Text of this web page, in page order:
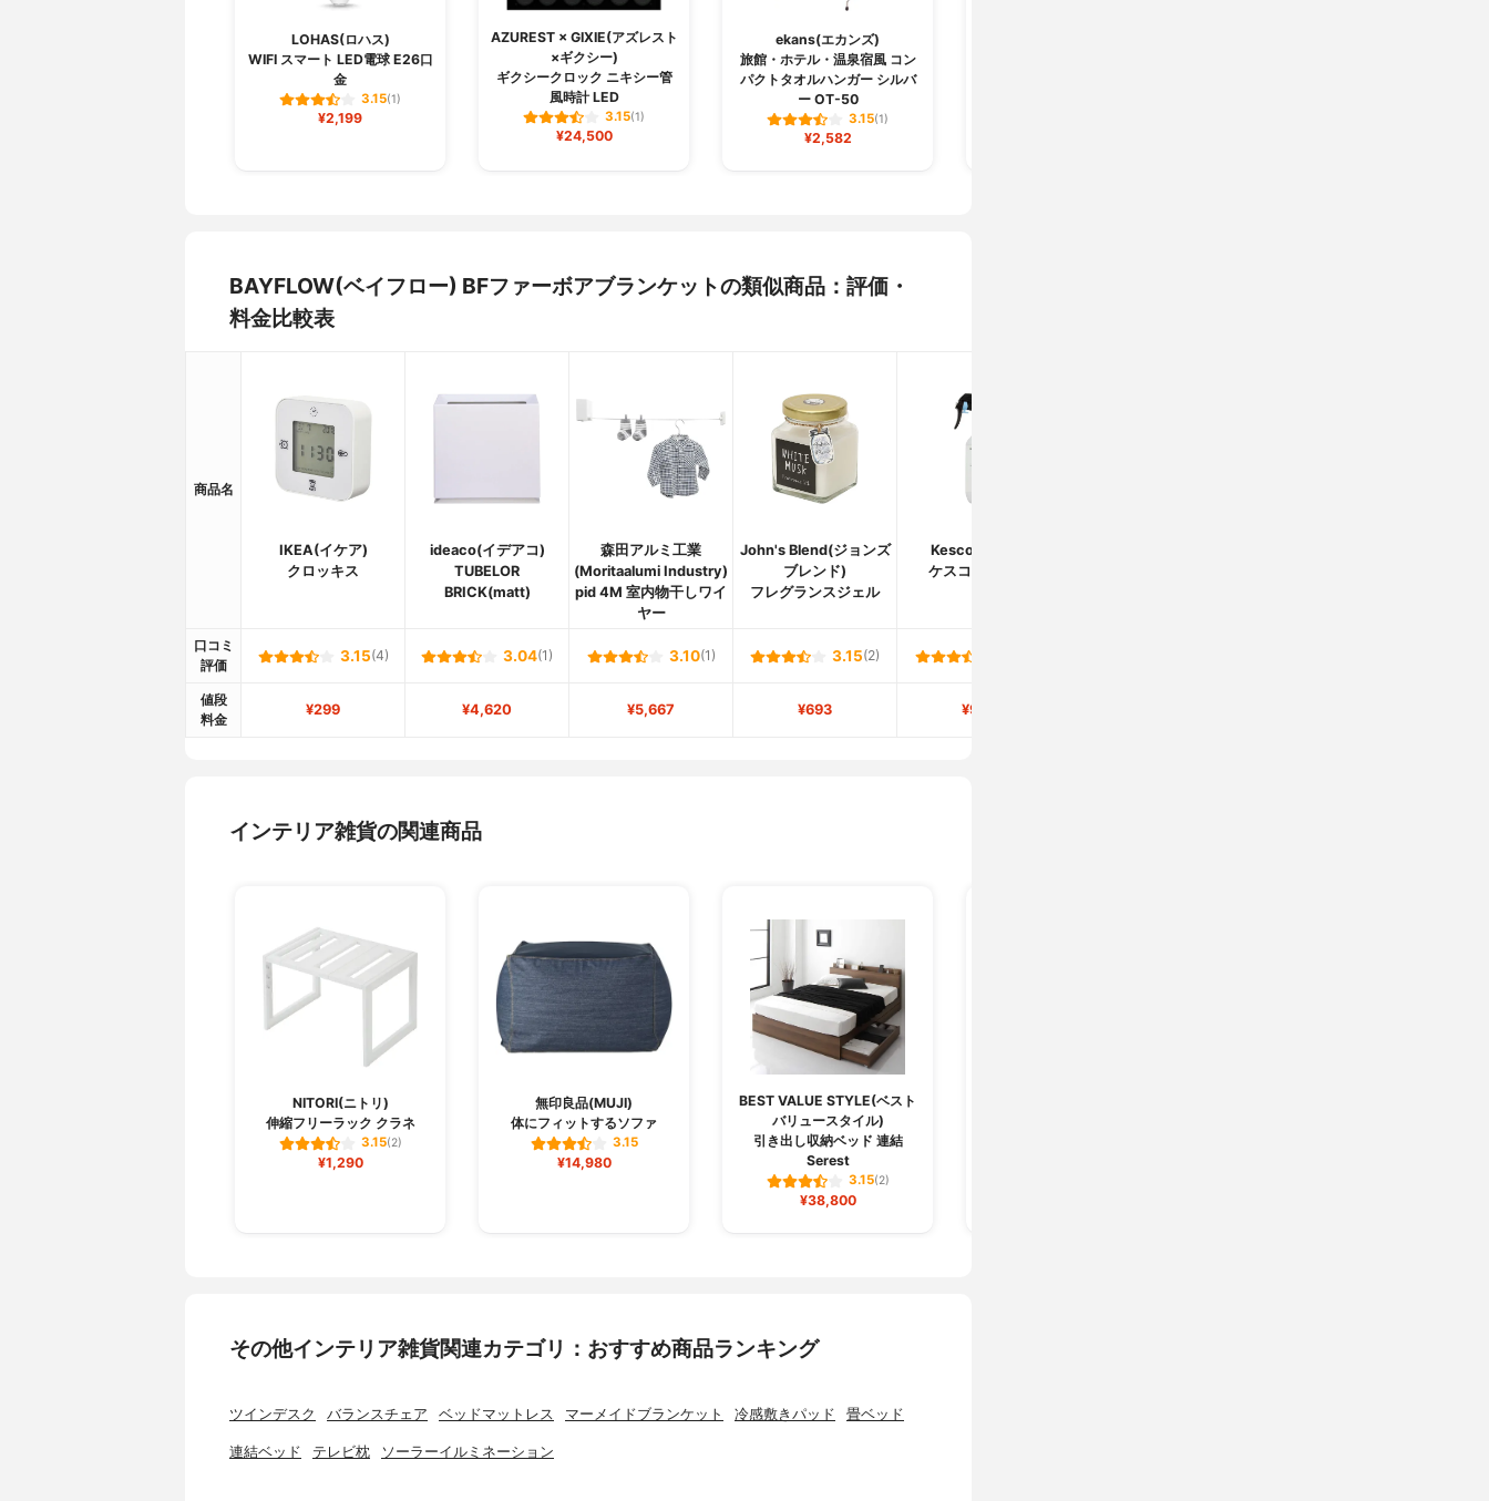
LOHAS(ロハス)
WIFI スマート LED電球 E26口
金
3.15(1)
¥2,199
AZUREST × GIXIE(アズレスト
×ギクシー)
ギクシークロック ニキシー管
風時計 LED
3.15(1)
¥24,500
ekans(エカンズ)
旅館・ホテル・温泉宿風 コン
パクトタオルハンガー シルバ
ー OT-50
3.15(1)
¥2,582
BAYFLOW(ベイフロー) BFファーボアブランケットの類似商品：評価・
料金比較表
商品名
IKEA(イケア)
クロッキス
ideaco(イデアコ)
TUBELOR
BRICK(matt)
森田アルミ工業
(Moritaalumi Industry)
pid 4M 室内物干しワイ
ヤー
John's Blend(ジョンズ
ブレンド)
フレグランスジェル
Kesco(ケスコ)
ケスコスプレー
口コミ
評価
3.15(4) 3.04(1) 3.10(1) 3.15(2)
値段
料金
¥299 ¥4,620 ¥5,667 ¥693 ¥980
インテリア雑貨の関連商品
NITORI(ニトリ)
伸縮フリーラック クラネ
3.15(2)
¥1,290
無印良品(MUJI)
体にフィットするソファ
3.15
¥14,980
BEST VALUE STYLE(ベスト
バリュースタイル)
引き出し収納ベッド 連結
Serest
3.15(2)
¥38,800
その他インテリア雑貨関連カテゴリ：おすすめ商品ランキング
ツインデスク バランスチェア ベッドマットレス マーメイドブランケット 冷感敷きパッド 畳ベッド
連結ベッド テレビ枕 ソーラーイルミネーション